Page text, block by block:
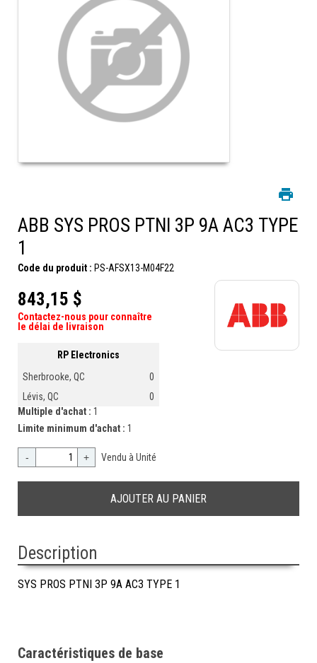
ABB SYS PROS PTNI 3P 9A AC3 TYPE
1
Code du produit : PS-AFSX13-M04F22
843,15 $
Contactez-nous pour connaître
le délai de livraison
RP Electronics
Sherbrooke, QC
0
Lévis, QC
0
Multiple d'achat : 1
Limite minimum d'achat : 1
- + Vendu à Unité
Description
SYS PROS PTNI 3P 9A AC3 TYPE 1
Caractéristiques de base